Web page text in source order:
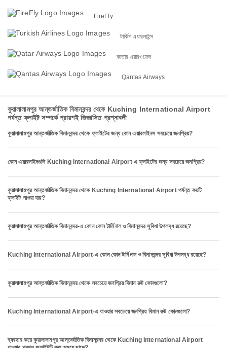
FireFly
টার্কিশ এয়ারলাইন্স
কাতার এয়ারওয়েজ
Qantas Airways
কুয়ালালামপুর আন্তর্জাতিক বিমানবন্দর থেকে Kuching International Airport
পর্যন্ত ফ্লাইট সম্পর্কে প্রায়শই জিজ্ঞাসিত প্রশ্নাবলী
কুয়ালালামপুর আন্তর্জাতিক বিমানবন্দর থেকে ফ্লাইটের জন্য কোন এয়ারলাইনস সবচেয়ে জনপ্রিয়?
কোন এয়ারলাইনগুলি Kuching International Airport এ ফ্লাইটের জন্য সবচেয়ে জনপ্রিয়?
কুয়ালালামপুর আন্তর্জাতিক বিমানবন্দর থেকে Kuching International Airport পর্যন্ত কয়টি
ফ্লাইট পাওয়া যায়?
কুয়ালালামপুর আন্তর্জাতিক বিমানবন্দর-এ কোন কোন টার্মিনাল ও বিমানবন্দর সুবিধা উপলব্ধ রয়েছে?
Kuching International Airport-এ কোন কোন টার্মিনাল ও বিমানবন্দর সুবিধা উপলব্ধ রয়েছে?
কুয়ালালামপুর আন্তর্জাতিক বিমানবন্দর থেকে সবচেয়ে জনপ্রিয় বিমান রুট কোনগুলো?
Kuching International Airport-এ যাওয়ার সবচেয়ে জনপ্রিয় বিমান রুট কোনগুলো?
ব্যবহার করে কুয়ালালামপুর আন্তর্জাতিক বিমানবন্দর থেকে Kuching International Airport